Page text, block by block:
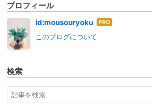
プロフィール
id:mousouryoku はて
このブログについて
検索